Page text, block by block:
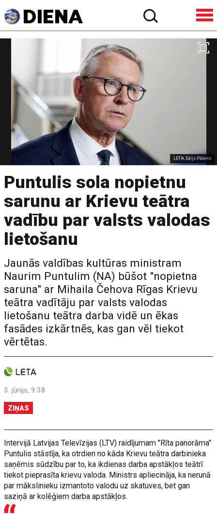
LETA, Edijs Pālens
Puntulis sola nopietnu
sarunu ar Krievu teātra
vadību par valsts valodas
lietošanu
Jaunās valdības kultūras ministram
Naurim Puntulim (NA) būšot "nopietna
saruna" ar Mihaila Čehova Rīgas Krievu
teātra vadītāju par valsts valodas
lietošanu teātra darba vidē un ēkas
fasādes izkārtnēs, kas gan vēl tiekot
vērtētas.
3. jūnijs, 9:38
ZIŅAS
Intervijā Latvijas Televīzijas (LTV) raidījumam "Rīta panorāma"
Puntulis stāstīja, ka otrdien no kāda Krievu teātra darbinieka
saņēmis sūdzību par to, ka ikdienas darba apstākļos teātrī
tiekot pieprasīta krievu valoda. Ministrs apliecināja, ka nerunā
par mākslinieku izmantoto valodu uz skatuves, bet gan
saziņā ar kolēģiem darba apstākļos.